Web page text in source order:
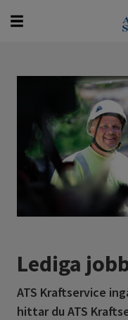
Vad vill du söka
Lediga
ATS Kraftservice
hittar du ATS